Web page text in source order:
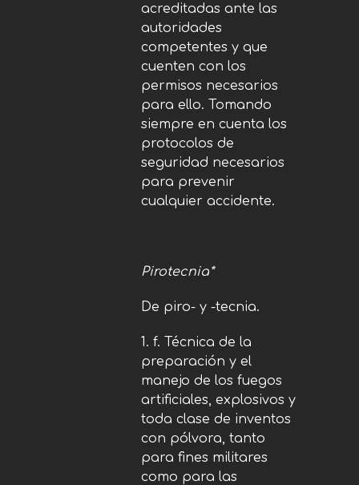
acreditadas ante las
autoridades
competentes y que
cuenten con los
permisos necesarios
para ello. Tomando
siempre en cuenta los
protocolos de
seguridad necesarios
para prevenir
cualquier accidente.
Pirotecnia*
De piro- y -tecnia.
f. Técnica de la
preparación y el
manejo de los fuegos
artificiales, explosivos y
toda clase de inventos
con pólvora, tanto
para fines militares
como para las